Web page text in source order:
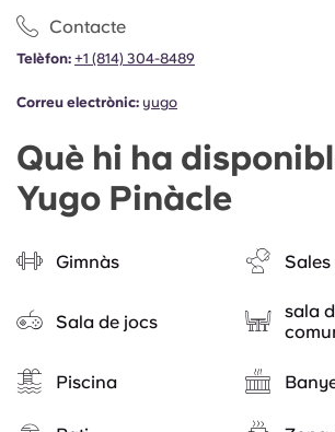
Contacte
Telèfon: +1 (814) 304-8489
Correu electrònic: yugo
Què hi ha
Yugo Pinàcle
Gimnàs
Sala de jocs
sala
Piscina